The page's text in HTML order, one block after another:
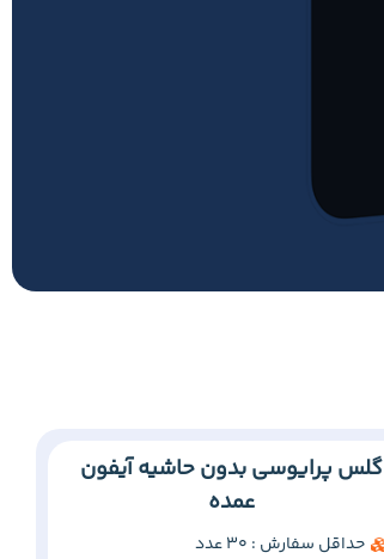
گلس پرایوسی بدون حاشیه آیفون
عمده
حداقل سفارش : 30 عدد